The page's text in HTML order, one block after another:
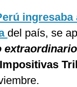
ingresaba
del país, se